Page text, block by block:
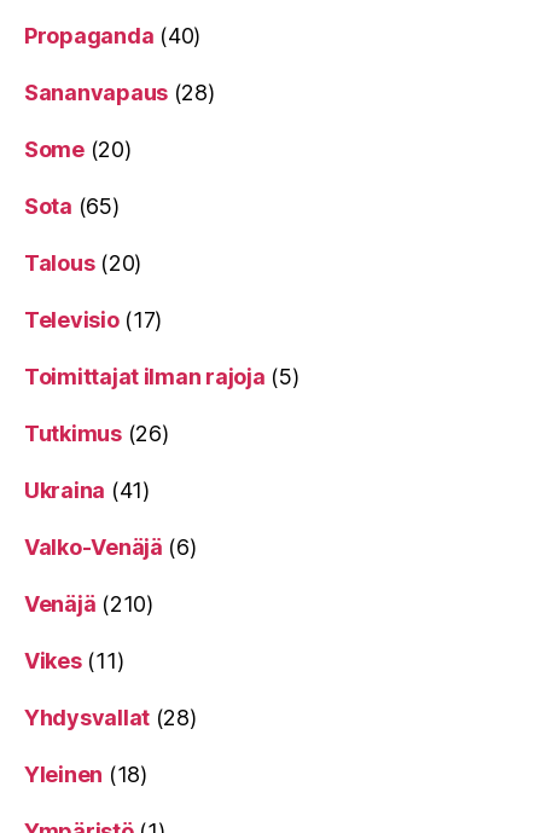
Propaganda (40)
Sananvapaus (28)
Some(20)
Sota (65)
Talous(20)
Televisio(17)
Toimittajat ilman rajoja (5)
Tutkimus(26)
Ukraina (41)
Valko-Venäjä (6)
Venäjä (210)
Vikes(11)
Yhdysvallat (28)
Yleinen (18)